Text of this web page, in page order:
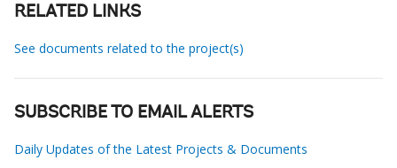
RELATED LINKS
See documents related to the project(s)
SUBSCRIBE TO EMAIL ALERTS
Daily Updates of the Latest Projects & Documents